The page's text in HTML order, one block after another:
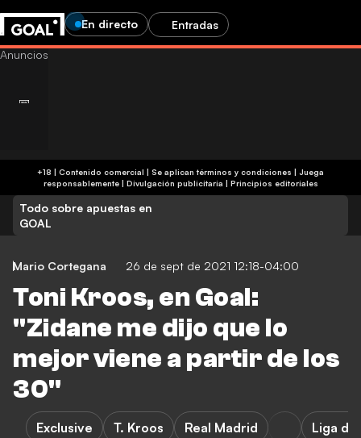
En directo Entradas
+18 | Contenido comercial | Se aplican términos y condiciones | Juega
responsablemente| Divulgación publicitaria | Principios editoriales
Todo sobre apuestas en
GOAL
Mario Cortegana 26 de sept de 2021 12:18-04:00
Toni Kroos, en Goal:
"Zidane me dijo que lo
mejor viene a partir de los
30"
Exclusive T. Kroos Real Madrid Liga